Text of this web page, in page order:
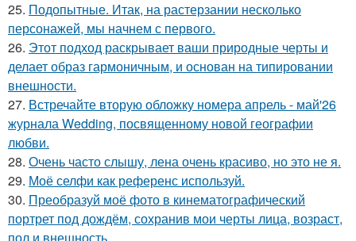
25. Подопытные. Итак, на растерзании несколько
персонажей, мы начнем с первого.
26. Этот подход раскрывает ваши природные черты и
делает образ гармоничным, и основан на типировании
внешности.
27. Встречайте вторую обложку номера апрель - май'26
журнала Wedding, посвященному новой географии
любви.
28. Очень часто слышу, лена очень красиво, но это не я.
29. Моё селфи как референс используй.
30. Преобразуй моё фото в кинематографический
портрет под дождём, сохранив мои черты лица, возраст,
пол и внешность.